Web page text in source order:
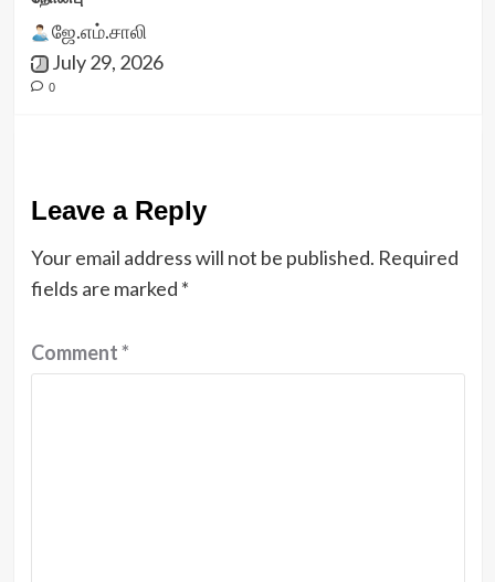
ஜே.எம்.சாலி
July 29, 2026
0
Leave a Reply
Your email address will not be published. Required
fields are marked *
Comment*